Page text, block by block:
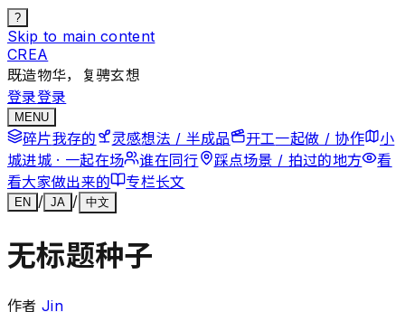
?
Skip to main content
CREA
既造物华，复骋玄想
登录登录
MENU
碎片我存的 灵感想法 / 半成品 开工一起做 / 协作
小
城进城 · 一起在场 谁在同行 踩点场景 / 拍过的地方
看
看大家做出来的 专栏长文
EN / JA / 中文
无标题种子
作者 Jin